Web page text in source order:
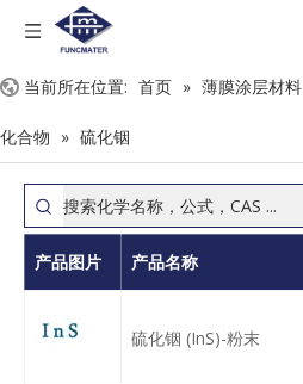
当前所在位置: 首页 » 薄膜涂层材料
化合物 » 硫化铟
产品图片 产品名称
硫化铟 (InS)-粉末